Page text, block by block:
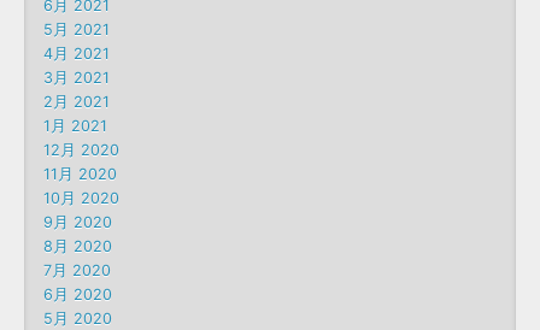
6月 2021
5月 2021
4月 2021
3月 2021
2月 2021
1月 2021
12月 2020
11月 2020
10月 2020
9月 2020
8月 2020
7月 2020
6月 2020
5月 2020